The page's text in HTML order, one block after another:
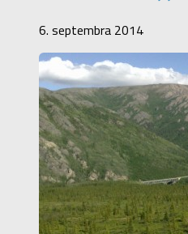
6. septembra 2014